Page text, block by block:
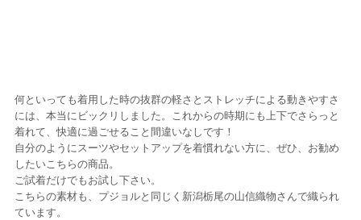
何といっても着用した時の抜群の軽さとストレッチによる動きやすさ
には、本当にビックリしました。これからの時期にも上下でさらっと
着れて、快適に過ごせること間違いなしです！
自分のようにスーツやセットアップを着慣れない方に、ぜひ、お勧め
したいこちらの商品。
ご試着だけでもお試し下さい。
こちらの素材も、プジョルと同じく新潟栃尾の山信織物さんで織られ
ています。